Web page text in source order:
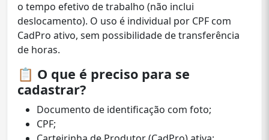
o tempo efetivo de trabalho (não inclui
deslocamento). O uso é individual por CPF com
CadPro ativo, sem possibilidade de transferência
de horas.
📋 O que é preciso para se
cadastrar?
Documento de identificação com foto;
CPF;